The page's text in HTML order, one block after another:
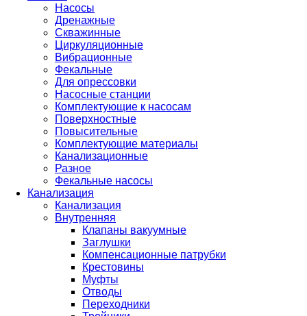
Насосы
Дренажные
Скважинные
Циркуляционные
Вибрационные
Фекальные
Для опрессовки
Насосные станции
Комплектующие к насосам
Поверхностные
Повысительные
Комплектующие материалы
Канализационные
Разное
Фекальные насосы
Канализация
Канализация
Внутренняя
Клапаны вакуумные
Заглушки
Компенсационные патрубки
Крестовины
Муфты
Отводы
Переходники